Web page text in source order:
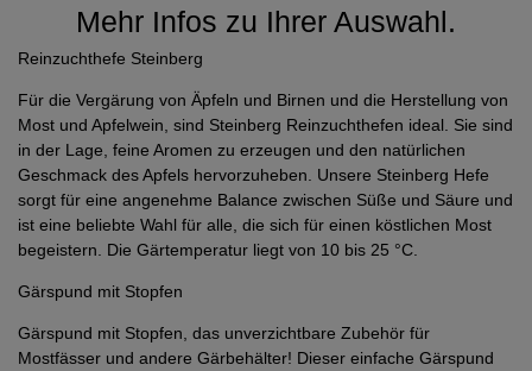
Mehr Infos zu Ihrer Auswahl.
Reinzuchthefe Steinberg
Für die Vergärung von Äpfeln und Birnen und die Herstellung von
Most und Apfelwein, sind Steinberg Reinzuchthefen ideal. Sie sind
in der Lage, feine Aromen zu erzeugen und den natürlichen
Geschmack des Apfels hervorzuheben. Unsere Steinberg Hefe
sorgt für eine angenehme Balance zwischen Süße und Säure und
ist eine beliebte Wahl für alle, die sich für einen köstlichen Most
begeistern. Die Gärtemperatur liegt von 10 bis 25 °C.
Gärspund mit Stopfen
Gärspund mit Stopfen, das unverzichtbare Zubehör für
Mostfässer und andere Gärbehälter! Dieser einfache Gärspund